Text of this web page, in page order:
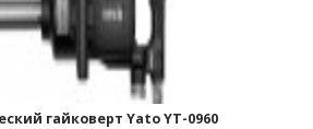
гайковерт Yato YT-0960